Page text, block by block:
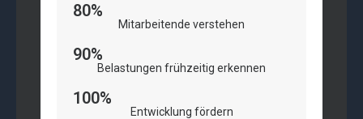
80%
Mitarbeitende verstehen
90%
Belastungen frühzeitig erkennen
100%
Entwicklung fördern